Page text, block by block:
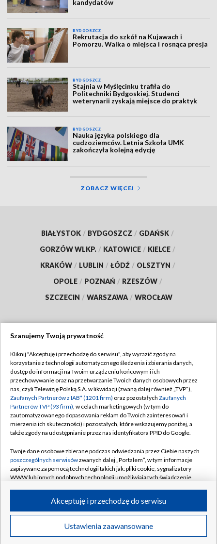
kandydatów
BYDGOSZCZ
Rekrutacja do szkół na Kujawach i
Pomorzu. Walka o miejsca i rosnąca presja
BYDGOSZCZ
Stajnia w Myślęcinku trafiła do
Politechniki Bydgoskiej. Studenci
weterynarii zyskają miejsce do praktyk
BYDGOSZCZ
Nauka języka polskiego dla
cudzoziemców. Letnia Szkoła UMK
zakończyła kolejną edycję
ZOBACZ WIĘCEJ
BIAŁYSTOK / BYDGOSZCZ / GDAŃSK /
GORZÓW WLKP. / KATOWICE / KIELCE /
KRAKÓW / LUBLIN / ŁÓDŹ / OLSZTYN /
OPOLE / POZNAŃ / RZESZÓW /
SZCZECIN / WARSZAWA / WROCŁAW
TVP
Abonament TVP
Emisja w TVP
Centrum informacji TVP
Naziemna Telewizja Cyfrowa
Rada Programowa
System NOS
Informacje o nadawcy
Program dla prasy
Ogłoszenie przetargowe
Regulamin TVP
Polityka prywatności
Moje zgody
Pomoc
Kontakt
Kanały
©2026 Telewizja Polska S.A. w likwidacji
Szanujemy Twoją prywatność
Kliknij "Akceptuję i przechodzę do serwisu", aby wyrazić zgody na
korzystanie z technologii automatycznego śledzenia i zbierania danych,
dostęp do informacji na Twoim urządzeniu końcowym i ich
przechowywanie oraz na przetwarzanie Twoich danych osobowych przez
nas, czyli Telewizję Polską S.A. w likwidacji (zwaną dalej również „TVP”),
Zaufanych Partnerów z IAB* (1201 firm) oraz pozostałych Zaufanych
Partnerów TVP (93 firm), w celach marketingowych (w tym do
zautomatyzowanego dopasowania reklam do Twoich zainteresowań i
mierzenia ich skuteczności) i pozostałych, które wskazujemy poniżej, a
także zgody na udostępnianie przez nas identyfikatora PPID do Google.
Twoje dane osobowe zbierane podczas odwiedzania przez Ciebie naszych
poszczególnych serwisówzwanych dalej „Portalem”, w tym informacje
zapisywane za pomocą technologii takich jak: pliki cookie, sygnalizatory
WWW lub innych podobnych technologii umożliwiających świadczenie
ruchu w Internecie.
Twoje dane osobowe zbierane podczas odwiedzania przez Ciebie
poszczególnych serwisówna Portalu, takie jak adresy IP, identyfikatory
Ustawienia zaawansowane
Akceptuję i przechodzę do serwisu